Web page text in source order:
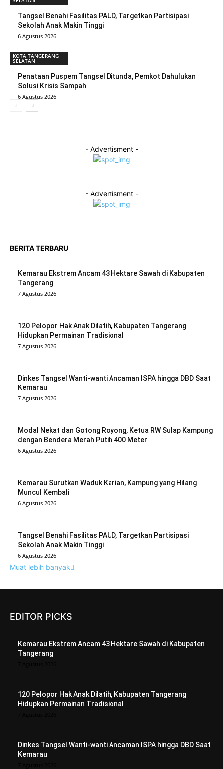
Tangsel Benahi Fasilitas PAUD, Targetkan Partisipasi
Sekolah Anak Makin Tinggi
6 Agustus 2026
KOTA TANGERANG
SELATAN
Penataan Puspem Tangsel Ditunda, Pemkot Dahulukan
Solusi Krisis Sampah
6 Agustus 2026
- Advertisment -
- Advertisment -
BERITA TERBARU
Kemarau Ekstrem Ancam 43 Hektare Sawah di Kabupaten
Tangerang
7 Agustus 2026
120 Pelopor Hak Anak Dilatih, Kabupaten Tangerang
Hidupkan Permainan Tradisional
7 Agustus 2026
Dinkes Tangsel Wanti-wanti Ancaman ISPA hingga DBD Saat
Kemarau
7 Agustus 2026
Modal Nekat dan Gotong Royong, Ketua RW Sulap Kampung
dengan Bendera Merah Putih 400 Meter
6 Agustus 2026
Kemarau Surutkan Waduk Karian, Kampung yang Hilang
Muncul Kembali
6 Agustus 2026
Tangsel Benahi Fasilitas PAUD, Targetkan Partisipasi
Sekolah Anak Makin Tinggi
6 Agustus 2026
Muat lebih banyak
EDITOR PICKS
Kemarau Ekstrem Ancam 43 Hektare Sawah di Kabupaten
Tangerang
120 Pelopor Hak Anak Dilatih, Kabupaten Tangerang
Hidupkan Permainan Tradisional
Dinkes Tangsel Wanti-wanti Ancaman ISPA hingga DBD Saat
Kemarau